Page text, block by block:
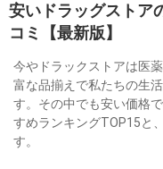
安いドラッグストア
コミ【最新版】
今やドラックストアは医
富な品揃えで私たちの生
す。その中でも安い価格
すめランキングTOP15と
す。